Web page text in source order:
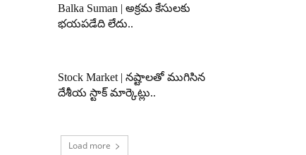
Balka Suman | అక్రమ కేసులకు
భయపడేది లేదు..
Stock Market | నష్టాలతో ముగిసిన
దేశీయ స్టాక్ మార్కెట్లు..
Load more